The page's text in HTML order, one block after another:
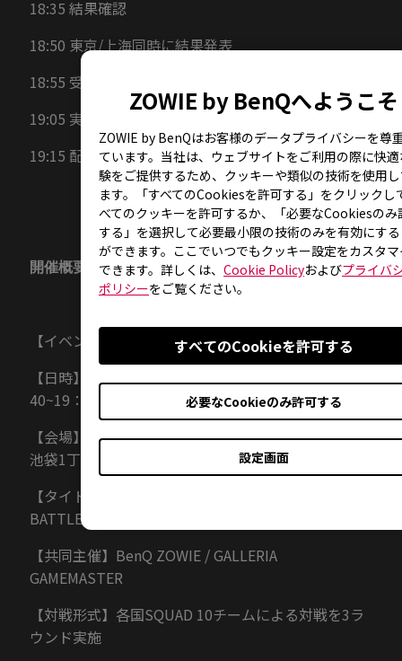
ZOWIE by BenQへようこそ
ZOWIE by BenQはお客様のデータプライバシーを尊
ています。当社は、ウェブサイトをご利用の際に快
験をご提供するため、クッキーや類似の技術を使用
ます。「すべてのCookiesを許可する」をクリックし
べてのクッキーを許可するか、「必要なCookiesのみ
する」を選択して必要最小限の技術のみを有効にす
ができます。ここでいつでもクッキー設定をカスタ
できます。詳しくは、 Cookie Policyおよびプライバ
ポリシーをご覧ください。
設定画面
必要なCookieのみ許可する
すべてのCookieを許可する
18:35 結果確認
18:50 東京/上海同時に結果発表
18:55 受賞式
19:05 実況者によるクロージング
19:15 配信終了
開催概要
【イベント名】「PUBG 東京VS上海対抗戦」
【日時】2018年4月21日（土） 東京時間14：
40~19：15
【会場】LFS 池袋 esports Arena （ 東京都豊島区東
池袋1丁目43番6号 D-BOXビル地下1階）
【タイトル】PLAYERUNKNOWN'S
BATTLEGROUNDS
【共同主催】BenQ ZOWIE / GALLERIA
GAMEMASTER
【対戦形式】各国SQUAD 10チームによる対戦を3ラ
ウンド実施